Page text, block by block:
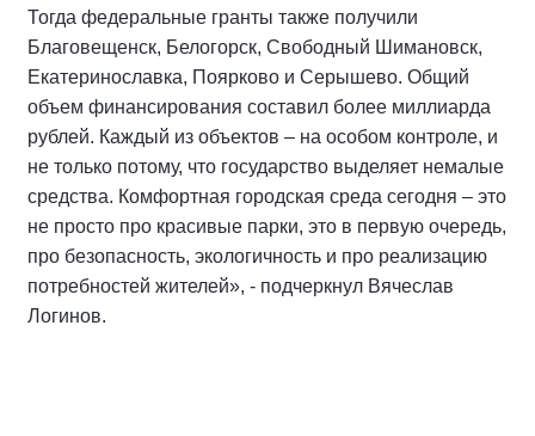
Тогда федеральные гранты также получили
Благовещенск, Белогорск, Свободный Шимановск,
Екатеринославка, Поярково и Серышево. Общий
объем финансирования составил более миллиарда
рублей. Каждый из объектов – на особом контроле, и
не только потому, что государство выделяет немалые
средства. Комфортная городская среда сегодня – это
не просто про красивые парки, это в первую очередь,
про безопасность, экологичность и про реализацию
потребностей жителей», - подчеркнул Вячеслав
Логинов.